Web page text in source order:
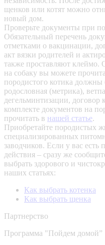
щенков или котят можно
новый дом.
Проверьте документы при
Обязательный перечень
отметками о вакцинации,
акт вязки родителей и
также проставляют клеймо.
на собаку вы можете
породистого котика
родословная (метрика),
дегельминтизации,
комплекте документов на
прочитать в нашей статье.
Приобретайте породистых
специализированных
заводчиков. Если у вас
действия – сразу же
выбрать здорового и
наших статьях:
Как выбрать котенка
Как выбрать щенка
Партнерство
Программа "Пойдем домой”